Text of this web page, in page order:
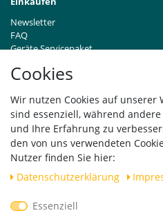
Cookies
Wir nutzen Cookies auf unserer
sind essenziell, während
und Ihre Erfahrung zu
den von uns verwendeten
Nutzer finden Sie hier:
Daten­schutz­erklärung
Essenziell
Newsletter
FAQ
Geräte Servicepaket
Händleranfragen B2B
Widerrufsrecht
Vertrag widerrufen
Versand